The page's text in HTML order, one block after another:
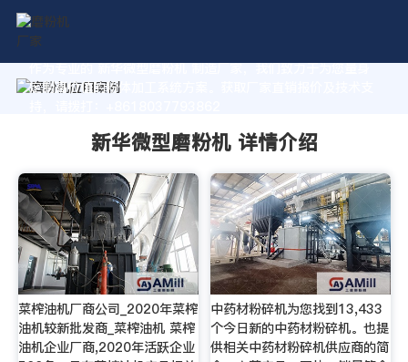
作为专业的 新华微型磨粉机 制造厂家，我们致力于为您量身
定制高价值的粉体加工系统方案。获取厂家直销报价及技术支
新华微型磨粉机 详情介绍
菜榨油机厂商公司_2020年菜榨
油机较新批发商_菜榨油机 菜榨
油机企业厂商,2020年活跃企业
中药材粉碎机为您找到13,433
个今日新的中药材粉碎机。也提
供相关中药材粉碎机供应商的简